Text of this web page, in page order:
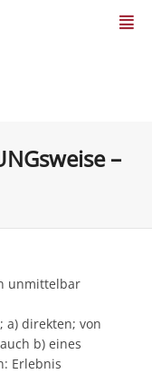
–
unmittelbar
a) direkten; von
b) eines
Erlebnis